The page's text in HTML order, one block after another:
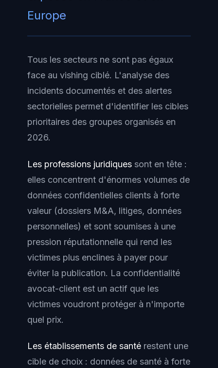
Europe
Tous les secteurs ne sont pas égaux
face au vishing ciblé. L'analyse des
incidents documentés et des alertes
sectorielles permet d'identifier les cibles
prioritaires des groupes organisés en
2026.
Les professions juridiques sont en tête :
elles concentrent d'énormes volumes de
données confidentielles clients à forte
valeur (dossiers M&A, litiges, données
personnelles) et sont soumises à une
pression réputationnelle qui rend les
victimes plus enclines à payer pour
éviter la publication. La confidentialité
avocat-client est un actif que les
victimes voudront protéger à n'importe
quel prix.
Les établissements de santé restent une
cible de choix : données de santé à forte